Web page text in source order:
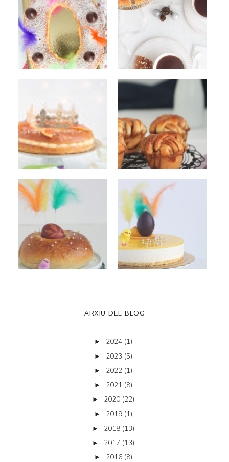
ARXIU DEL BLOG
► 2024 (1)
► 2023 (5)
► 2022 (1)
► 2021 (8)
► 2020 (22)
► 2019 (1)
► 2018 (13)
► 2017 (13)
► 2016 (8)